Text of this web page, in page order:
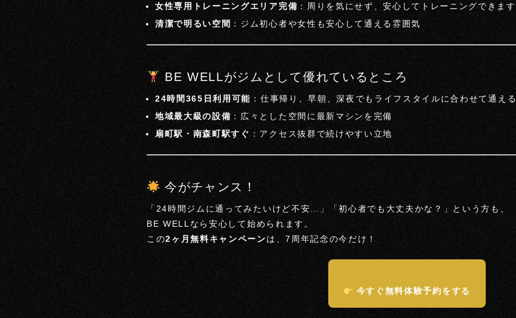
女性専用トレーニングエリア完備 ：周りを気にせず、安心してトレーニングできます
清潔で明るい空間 ：ジム初心者や女性も安心して通える雰囲気
BE WELLがジムとして優れているところ
24時間365日利用可能 ：仕事帰り、早朝、深夜でもライフスタイルに合わせて通える
地域最大級の設備 ：広々とした空間に最新マシンを完備
扇町駅・南森町駅すぐ ：アクセス抜群で続けやすい立地
今がチャンス！
「24時間ジムに通ってみたいけど不安…」「初心者でも大丈夫かな？」という方も、
BE WELLなら安心して始められます。
この2ヶ月無料キャンペーンは、7周年記念の今だけ！
今すぐ無料体験予約をする